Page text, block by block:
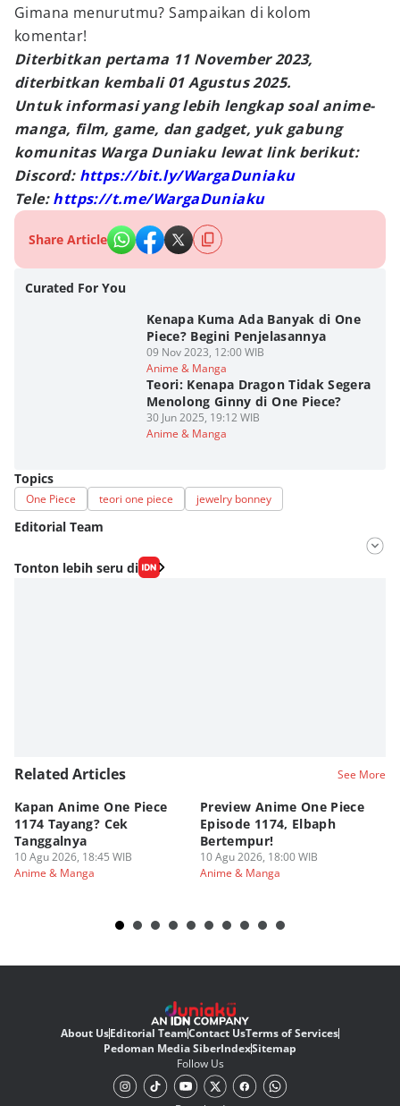
Gimana menurutmu? Sampaikan di kolom
komentar!
Diterbitkan pertama 11 November 2023,
diterbitkan kembali 01 Agustus 2025.
Untuk informasi yang lebih lengkap soal anime-
manga, film, game, dan gadget, yuk gabung
komunitas Warga Duniaku lewat link berikut:
Discord: https://bit.ly/WargaDuniaku
Tele:https://t.me/WargaDuniaku
Share Article
Curated For You
Kenapa Kuma Ada Banyak di One
Piece? Begini Penjelasannya
09 Nov 2023, 12:00 WIB
Anime & Manga
Teori: Kenapa Dragon Tidak Segera
Menolong Ginny di One Piece?
30 Jun 2025, 19:12 WIB
Anime & Manga
Topics
One Piece teori one piece jewelry bonney
Editorial Team
Editor
Fahrul Razi Uni Nurullah
Tonton lebih seru di
Related Articles See More
Kapan Anime One Piece
1174 Tayang? Cek
Tanggalnya
10 Agu 2026, 18:45 WIB
Anime & Manga
Preview Anime One Piece
Episode 1174, Elbaph
Bertempur!
10 Agu 2026, 18:00 WIB
Anime & Manga
About UsEditorial TeamContact UsTerms of Services
Pedoman Media SiberIndexSitemap
Follow Us